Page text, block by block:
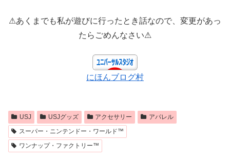
⚠あくまでも私が遊びに行ったとき話なので、変更があっ
たらごめんなさい⚠
にほんブログ村
USJ USJグッズ アクセサリー
アパレル
スーパー・ニンテンドー・ワールド™
ワンナップ・ファクトリー™